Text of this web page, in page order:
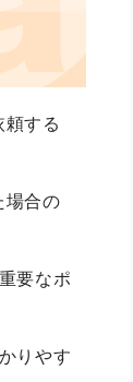
する
場合の
要なポ
りやす